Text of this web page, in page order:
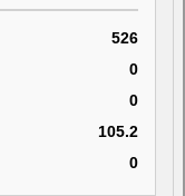
526
0
0
105.2
0